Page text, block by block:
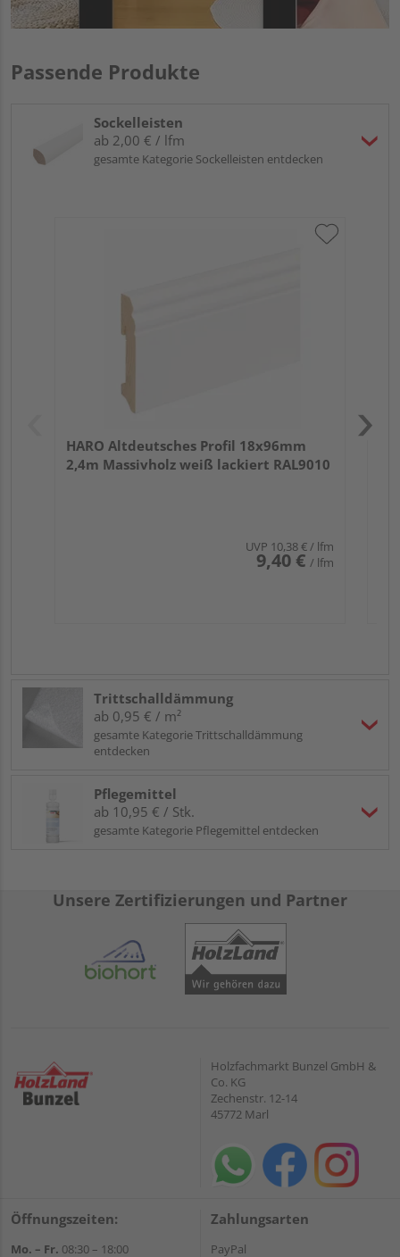
Passende Produkte
Sockelleisten
ab 2,00 € / lfm
gesamte Kategorie Sockelleisten entdecken
HARO Altdeutsches Profil 18x96mm
2,4m Massivholz weiß lackiert RAL9010
UVP 10,38 €/ lfm
9,40 € / lfm
Trittschalldämmung
ab 0,95 € / m²
gesamte Kategorie Trittschalldämmung
entdecken
Pflegemittel
ab 10,95 € / Stk.
gesamte Kategorie Pflegemittel entdecken
Unsere Zertifizierungen und Partner
Holzfachmarkt Bunzel GmbH &
Co. KG
Zechenstr. 12-14
45772 Marl
Öffnungszeiten:
Mo. – Fr. 08:30 – 18:00
Zahlungsarten
PayPal